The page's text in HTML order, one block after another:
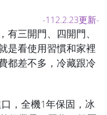
-112.2.23更新-
三開門、四開門、
是看使用習慣和家裡
都差不多，冷藏跟冷
，全機1年保固，冰